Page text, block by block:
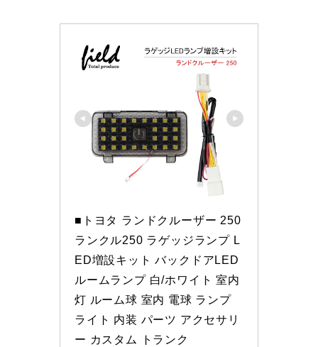
■トヨタ ランドクルーザー 250
ランクル250 ラゲッジランプ L
ED増設キット バックドアLED
ルームランプ 白/ホワイト 室内
灯 ルーム球 室内 電球 ランプ
ライト 内装 パーツ アクセサリ
ー カスタム トランク